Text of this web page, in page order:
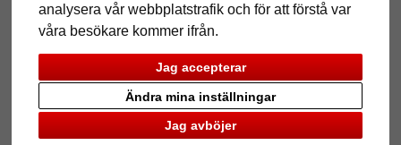
analysera vår webbplatstrafik och för att förstå var
våra besökare kommer ifrån.
Jag accepterar
Jag avböjer
Ändra mina inställningar